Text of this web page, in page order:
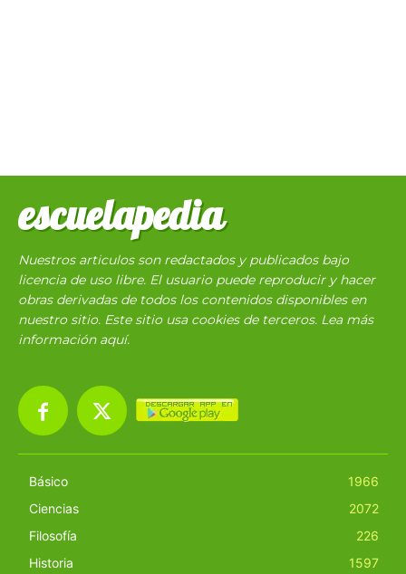
escuelapedia
Nuestros articulos son redactados y publicados bajo
licencia de uso libre. El usuario puede reproducir y hacer
obras derivadas de todos los contenidos disponibles en
nuestro sitio. Este sitio usa cookies de terceros. Lea más
información aquí.
Básico
1966
Ciencias
2072
Filosofía
226
Historia
1597